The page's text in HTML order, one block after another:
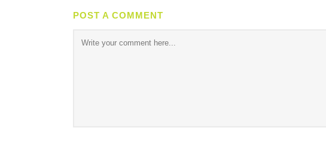
POST A COMMENT